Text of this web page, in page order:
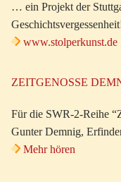
… ein Projekt der
www.stolperkunst.de
ZEITGENOSSE
Für die SWR-2-Reihe
Gunter Demnig,
Mehr hören